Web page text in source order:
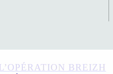
» :
: BARDAGE EN
BREIZH